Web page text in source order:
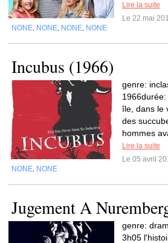
Lire la suite
Le 22 mai
NONE NONE NONE NONE
Incubus (1966)
genre:
île, dans le
des
hommes
Lire la suite
Le 05 avril
NONE NONE
Jugement A
genre:
3h05